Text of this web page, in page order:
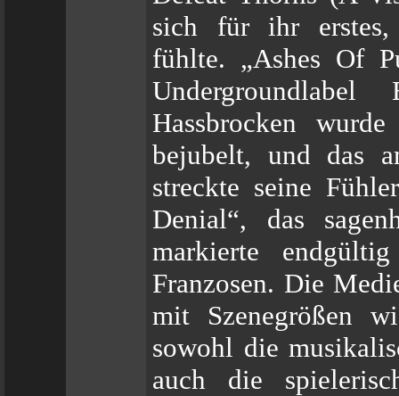
sich für ihr erstes,
fühlte. „Ashes Of
Hassbrocken
bejubelt, und das
streckte seine
Denial“, das
markierte
Franzosen. Die
mit Szenegrößen
sowohl die
auch die